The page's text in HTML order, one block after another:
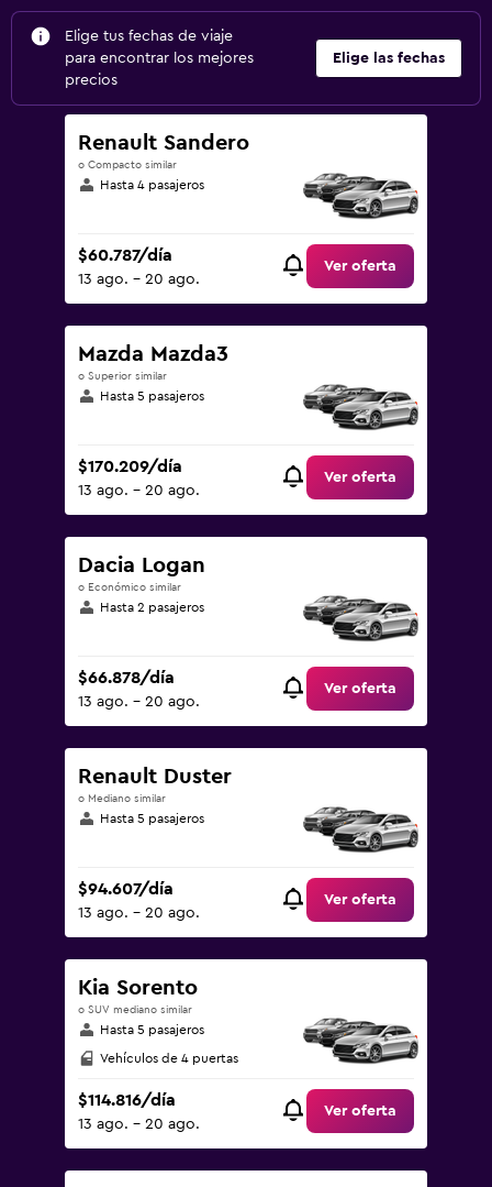
Elige tus fechas de viaje
para encontrar los mejores
precios
Elige las fechas
Renault Sandero
o Compacto similar
Hasta 4 pasajeros
$60.787/día
13 ago. - 20 ago.
Ver oferta
Mazda Mazda3
o Superior similar
Hasta 5 pasajeros
$170.209/día
13 ago. - 20 ago.
Ver oferta
Dacia Logan
o Económico similar
Hasta 2 pasajeros
$66.878/día
13 ago. - 20 ago.
Ver oferta
Renault Duster
o Mediano similar
Hasta 5 pasajeros
$94.607/día
13 ago. - 20 ago.
Ver oferta
Kia Sorento
o SUV mediano similar
Hasta 5 pasajeros
Vehículos de 4 puertas
$114.816/día
13 ago. - 20 ago.
Ver oferta